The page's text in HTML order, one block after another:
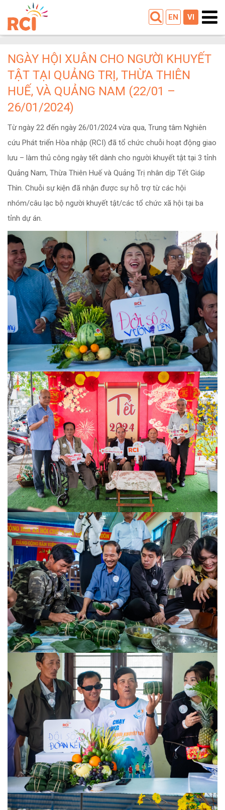
EN VI
NGÀY HỘI XUÂN CHO NGƯỜI KHUYẾT
TẬT TẠI QUẢNG TRỊ, THỪA THIÊN
HUẾ, VÀ QUẢNG NAM (22/01 –
26/01/2024)
Từ ngày 22 đến ngày 26/01/2024 vừa qua, Trung tâm Nghiên
cứu Phát triển Hòa nhập (RCI) đã tổ chức chuỗi hoạt động giao
lưu – làm thủ công ngày tết dành cho người khuyết tật tại 3 tỉnh
Quảng Nam, Thừa Thiên Huế và Quảng Trị nhân dịp Tết Giáp
Thìn. Chuỗi sự kiện đã nhận được sự hỗ trợ từ các hội
nhóm/câu lạc bộ người khuyết tật/các tổ chức xã hội tại ba
tỉnh dự án.